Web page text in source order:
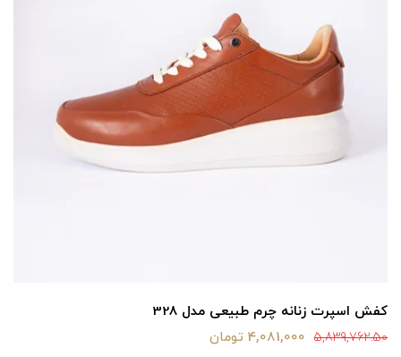
کفش اسپرت زنانه چرم طبیعی مدل 328
5,839,762.50 4,081,000 تومان